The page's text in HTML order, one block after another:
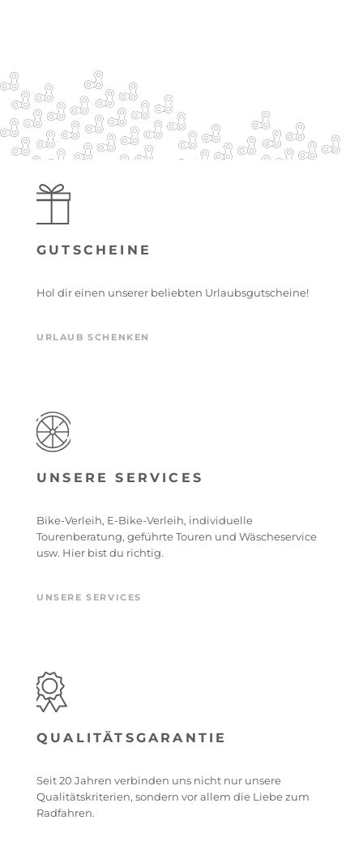
GUTSCHEINE
Hol dir einen unserer beliebten Urlaubsgutscheine!
URLAUB SCHENKEN
UNSERE SERVICES
Bike-Verleih, E-Bike-Verleih, individuelle
Tourenberatung, geführte Touren und Wäscheservice
usw. Hier bist du richtig.
UNSERE SERVICES
QUALITÄTSGARANTIE
Seit 20 Jahren verbinden uns nicht nur unsere
Qualitätskriterien, sondern vor allem die Liebe zum
Radfahren.